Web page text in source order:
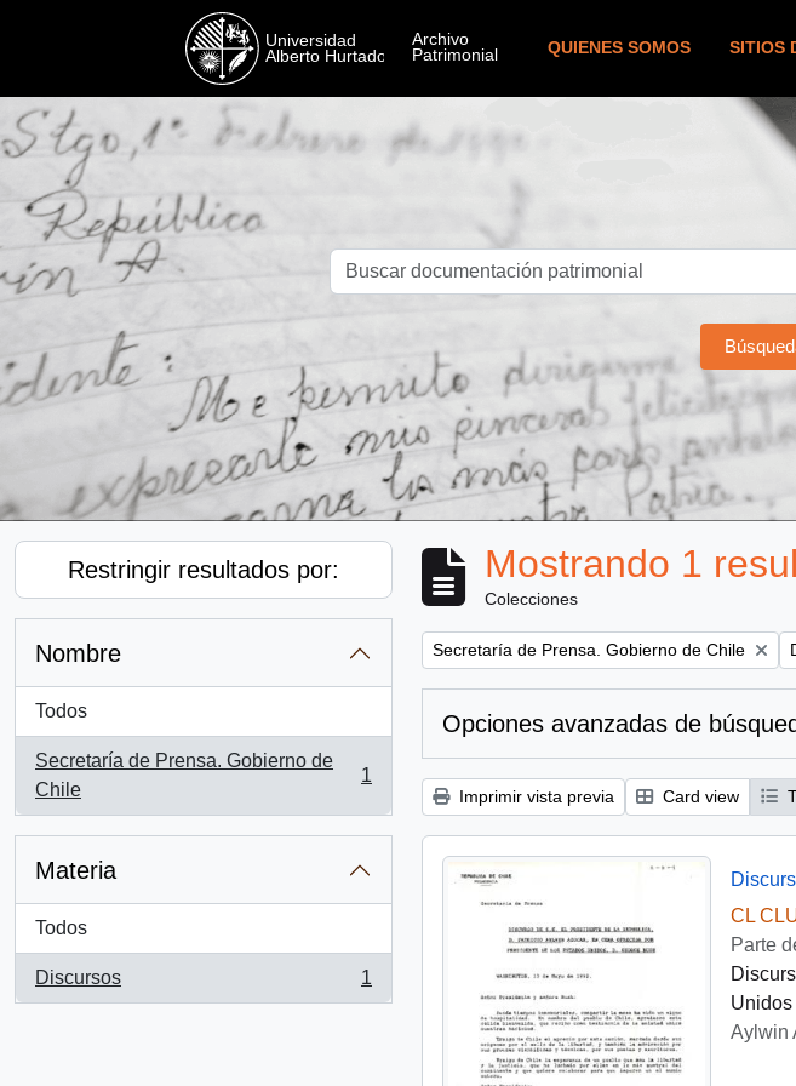
QUIENES SOMOS SITIOS
Restringir resultados por:
Nombre
Todos
Secretaría de Prensa. Gobierno de
Chile
, 1 resultados
1
Materia
Todos
Discursos
, 1 resultados
1
Mostrando 1
Colecciones
Remove filter:
Secretaría de Prensa. Gobierno de Chile
Opciones avanzadas de
Imprimir vista previa Card view
CL
Parte
Aylwin